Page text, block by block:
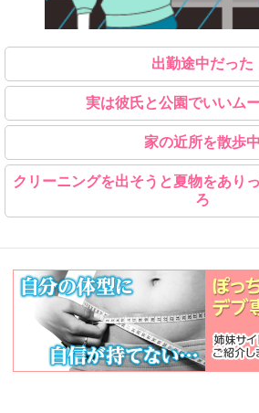
出勤途中だった
実は彼氏と公園でいいム
家の近所を散歩中
クリーニングを出そうと夏物をあり
ろ